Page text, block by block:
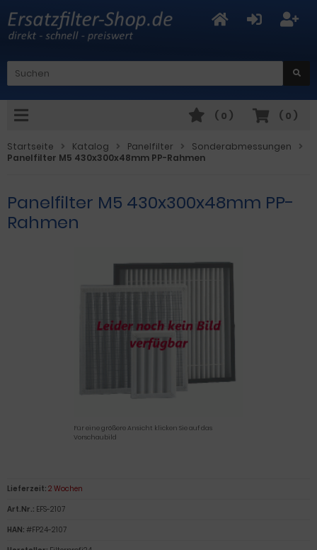
( 0 )
( 0 )
Startseite Katalog Panelfilter
Sonderabmessungen
Panelfilter M5 430x300x48mm PP-Rahmen
Panelfilter M5 430x300x48mm PP-
Rahmen
Für eine größere Ansicht klicken Sie auf das
Vorschaubild
Lieferzeit: 2 Wochen
Art.Nr.: EFS-2107
HAN: #FP24-2107